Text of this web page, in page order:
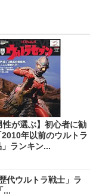
性が選ぶ】初心者に勧
年以前のウルトラ
ランキン...
代ウルトラ戦士」ラ
...